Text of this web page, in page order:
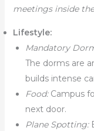
meetings inside
Lifestyle:
Mandatory
The dorms are
builds intense
Food:Campus
next door.
Plane Spotting: